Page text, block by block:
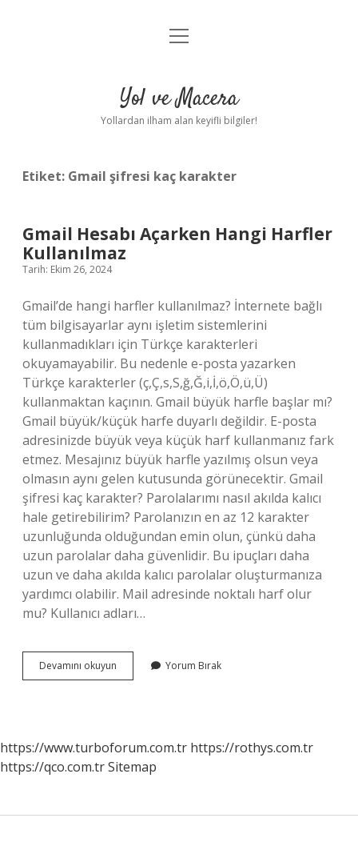
Anasayfa
Yasal Uyarı
menüyü
Yol ve Macera
Yollardan ilham alan keyifli bilgiler!
Etiket: Gmail şifresi kaç karakter
Gmail Hesabı Açarken Hangi Harfler
Kullanılmaz
Tarih: Ekim 26, 2024
Gmail’de hangi harfler kullanılmaz? İnternete bağlı
tüm bilgisayarlar aynı işletim sistemlerini
kullanmadıkları için Türkçe karakterleri
okuyamayabilir. Bu nedenle e-posta yazarken
Türkçe karakterler (ç,Ç,s,S,ğ,Ğ,i,İ,ö,Ö,ü,Ü)
kullanmaktan kaçının. Gmail büyük harfle başlar mı?
Gmail büyük/küçük harfe duyarlı değildir. E-posta
adresinizde büyük veya küçük harf kullanmanız fark
etmez. Mesajınız büyük harfle yazılmış olsun veya
olmasın aynı gelen kutusunda görünecektir. Gmail
şifresi kaç karakter? Parolalarımı nasıl akılda kalıcı
hale getirebilirim? Parolanızın en az 12 karakter
uzunluğunda olduğundan emin olun, çünkü daha
uzun parolalar daha güvenlidir. Bu ipuçları daha
uzun ve daha akılda kalıcı parolalar oluşturmanıza
yardımcı olabilir. Mail adresinde noktalı harf olur
mu? Kullanıcı adları…
Devamını okuyun
Hesabı
Yorum Bırak
https://www.turboforum.com.tr https://rothys.com.tr
https://qco.com.trSitemap